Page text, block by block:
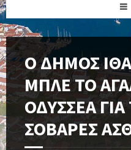
Ο ΔΗΜΟΣ
ΜΠΛΕ ΤΟ
ΟΔΥΣΣΕΑ
ΣΟΒΑΡΕΣ